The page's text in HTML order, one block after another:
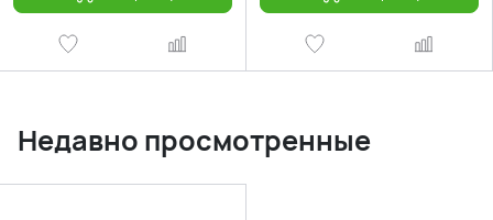
Недавно просмотренные